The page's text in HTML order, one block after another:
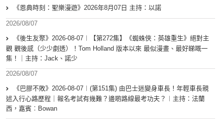
《恩典時刻：聖樂漫遊》2026年8月07日 主持：以諾
2026/08/07
《後生友聚》2026-08-07︱【第272集】《蜘蛛俠：英雄重生》絕對主
觀 觀後感（少少劇透）！Tom Holland 版本以來 最似漫畫、最好睇嘅一
集！｜主持：Jack、諾少
2026/08/07
《巴膠不敗》2026-08-07︱(第151集) 由巴士迷變身車長！年輕車長親
述入行心路歷程｜報名考試有幾難？邊啲路線最考功夫？︱主持：法蘭
西，嘉賓︰Bowan